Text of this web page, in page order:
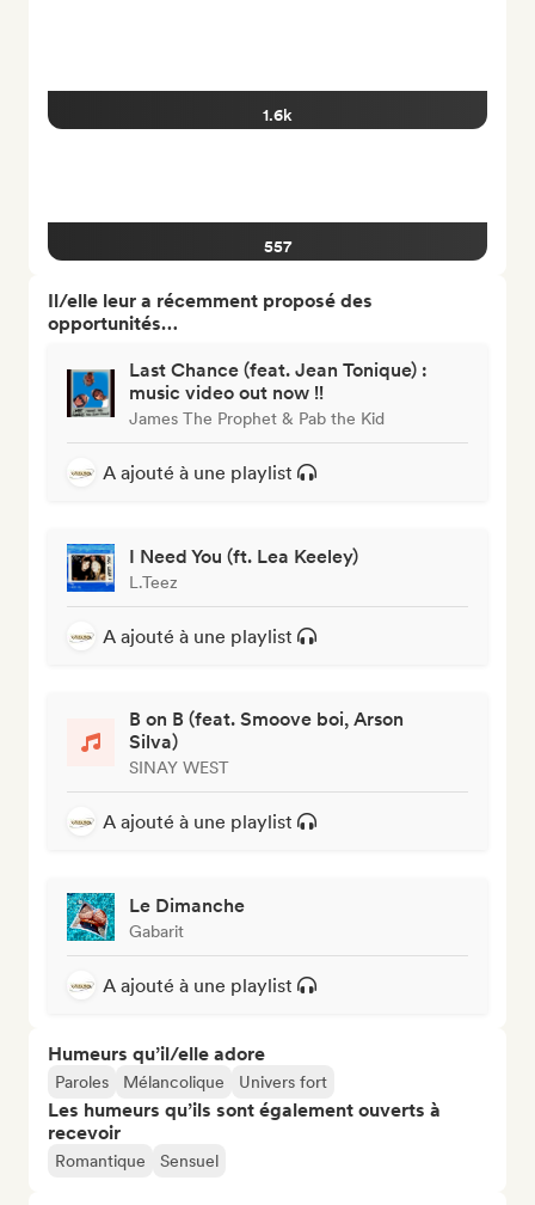
1.6k
557
Il/elle leur a récemment proposé des
opportunités…
Last Chance (feat. Jean Tonique) :
music video out now !!
James The Prophet & Pab the Kid
A ajouté à une playlist
I Need You (ft. Lea Keeley)
L.Teez
A ajouté à une playlist
B on B (feat. Smoove boi, Arson
Silva)
SINAY WEST
A ajouté à une playlist
Le Dimanche
Gabarit
A ajouté à une playlist
Humeurs qu’il/elle adore
Paroles Mélancolique Univers fort
Les humeurs qu’ils sont également ouverts à
recevoir
Romantique Sensuel